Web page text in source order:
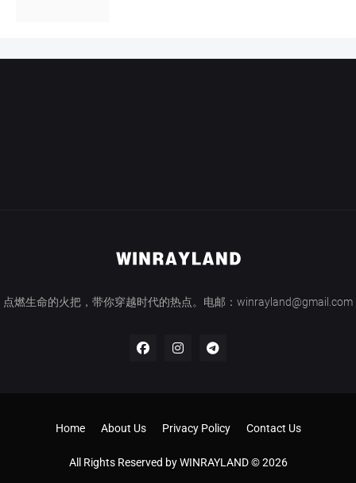
点燃生命的火把，带你穿越时代的热点。电邮：winrayland@gmail.com
All Rights Reserved by WINRAYLAND © 2026
Home About Us Privacy Policy Contact Us